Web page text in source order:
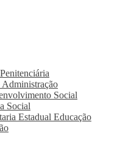
Administração
Social
Social
Estadual Educação